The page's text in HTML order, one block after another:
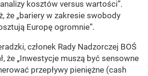
kosztów versus wartości”.
że „bariery w zakresie swobody
Europę ogromnie”.
członek Rady Nadzorczej BOŚ
że „Inwestycje muszą być sensowne
przepływy pieniężne (cash